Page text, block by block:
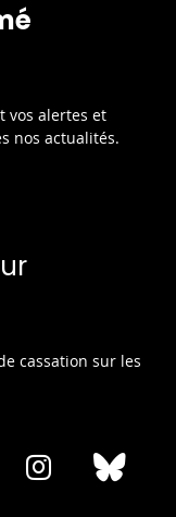
vos alertes et
nos actualités.
cassation sur les
Share
Share